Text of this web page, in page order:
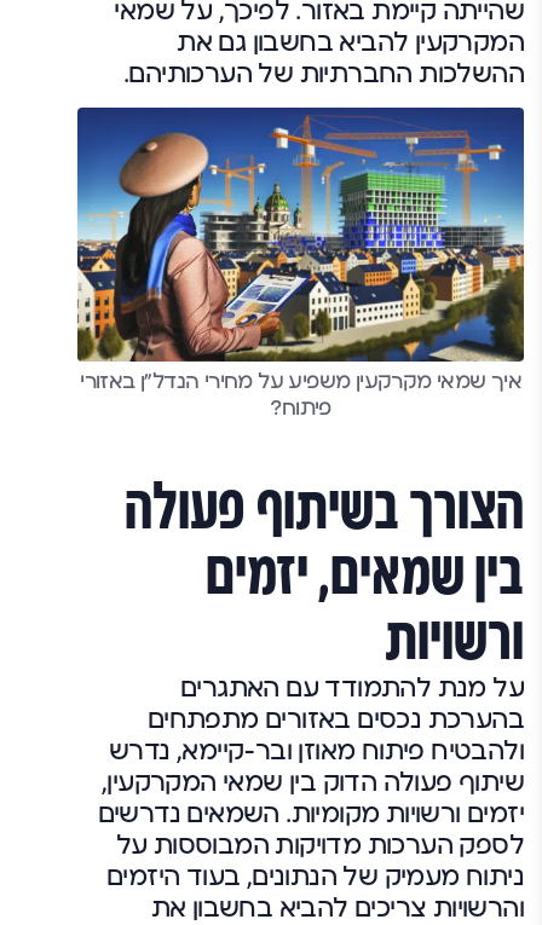
שהייתה קיימת באזור. לפיכך, על שמאי
המקרקעין להביא בחשבון גם את
ההשלכות החברתיות של הערכותיהם.
איך שמאי מקרקעין משפיע על מחירי הנדל"ן באזורי
פיתוח?
הצורך בשיתוף פעולה
בין שמאים, יזמים
ורשויות
על מנת להתמודד עם האתגרים
בהערכת נכסים באזורים מתפתחים
ולהבטיח פיתוח מאוזן ובר-קיימא, נדרש
שיתוף פעולה הדוק בין שמאי המקרקעין,
יזמים ורשויות מקומיות. השמאים נדרשים
לספק הערכות מדויקות המבוססות על
ניתוח מעמיק של הנתונים, בעוד היזמים
והרשויות צריכים להביא בחשבון את